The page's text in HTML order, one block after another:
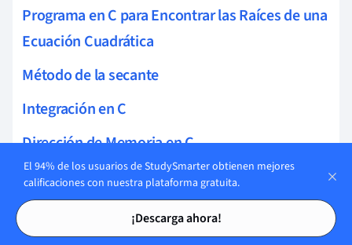
Tarjetas de estudio
Tarjetas de estudio
Programa en C para Encontrar las Raíces de una
Ecuación Cuadrática
Método de la secante
Integración en C
Dirección de Memoria en C
Cómo devolver múltiples valores desde una
función en C
Formateo de Cadenas en C
El 94% de los usuarios de StudySmarter obtienen mejores
calificaciones con nuestra plataforma gratuita.
¡Descarga ahora!